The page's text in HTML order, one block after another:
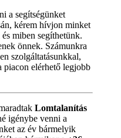
a segítségünket
kérem hívjon minket
miben segíthetünk.
önnek. Számunkra
szolgáltatásunkkal,
piacon elérhető legjobb
Lomtalanítás
igénybe venni a
az év bármelyik